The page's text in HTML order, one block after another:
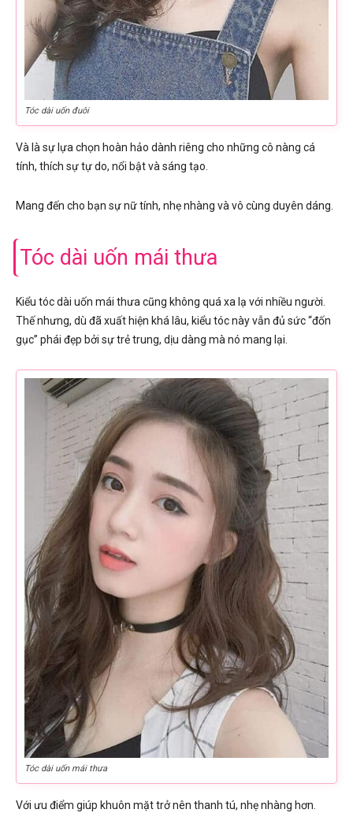
Tóc dài uốn đuôi
Và là sự lựa chọn hoàn hảo dành riêng cho những cô nàng cá
tính, thích sự tự do, nổi bật và sáng tạo.
Mang đến cho bạn sự nữ tính, nhẹ nhàng và vô cùng duyên dáng.
Tóc dài uốn mái thưa
Kiểu tóc dài uốn mái thưa cũng không quá xa lạ với nhiều người.
Thế nhưng, dù đã xuất hiện khá lâu, kiểu tóc này vẫn đủ sức “đốn
gục” phái đẹp bởi sự trẻ trung, dịu dàng mà nó mang lại.
Tóc dài uốn mái thưa
Với ưu điểm giúp khuôn mặt trở nên thanh tú, nhẹ nhàng hơn.